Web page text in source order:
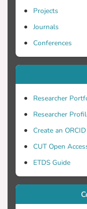
σε
Projects
Journals
Conferences
Researcher
Researcher
Create an
CUT Open
ETDS Guide